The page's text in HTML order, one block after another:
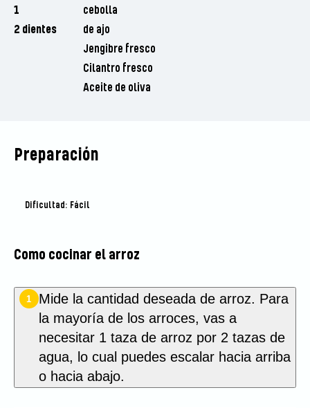
1
cebolla
2 dientes
de ajo
Jengibre fresco
Cilantro fresco
Aceite de oliva
Preparación
Dificultad: Fácil
Como cocinar el arroz
1
Mide la cantidad deseada de arroz. Para
la mayoría de los arroces, vas a
necesitar 1 taza de arroz por 2 tazas de
agua, lo cual puedes escalar hacia arriba
o hacia abajo.